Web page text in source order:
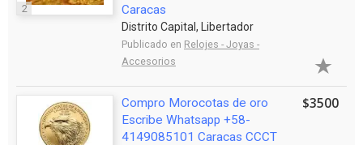
2
Caracas
Distrito Capital, Libertador
Publicado en Relojes - Joyas -
Accesorios
Compro Morocotas de oro
Escribe Whatsapp +58-
4149085101 Caracas CCCT
$3500